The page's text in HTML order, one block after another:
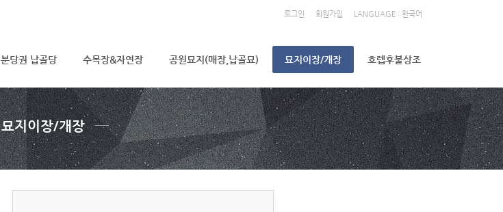
로그인 회원가입 LANGUAGE : 한국어
분당권 납골당 수목장&자연장 공원묘지(매장,납골묘) 묘지이장/개장 호렙후불상조
묘지이장/개장